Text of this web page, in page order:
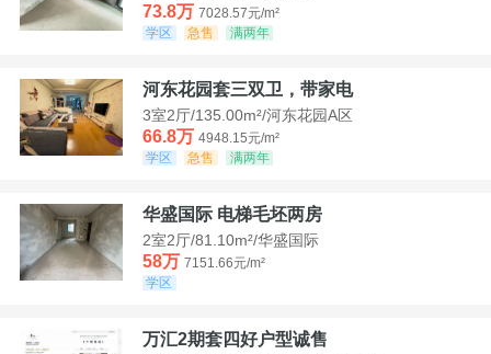
73.8万 7028.57元/m²
学区
急售 满两年
河东花园套三双卫，带家电
3室2厅/135.00m²/河东花园A区
66.8万 4948.15元/m²
学区
急售 满两年
华盛国际 电梯毛坯两房
2室2厅/81.10m²/华盛国际
58万 7151.66元/m²
学区
万汇2期套四好户型诚售